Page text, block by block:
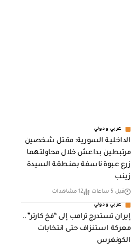
عربي ودولي
الداخلية السورية: مقتل شخصين
مرتبطين بداعش خلال محاولتهما
زرع عبوة ناسفة بمنطقة السيدة
زينب
قبل 5 ساعات 12 مشاهدات
عربي ودولي
إيران تستدرج ترامب إلى “فخ كارتر”..
معركة استنزاف حتى انتخابات
الكونغرس